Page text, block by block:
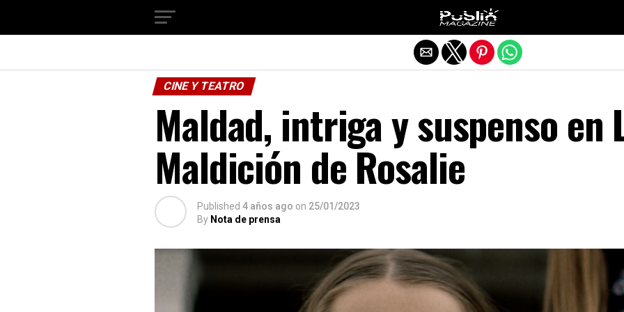
CINE Y TEATRO
Maldad, intriga y suspenso en
Maldición de Rosalie
Published 4 años ago on 25/01/2023
By Nota de prensa
Salir de la versión móvil